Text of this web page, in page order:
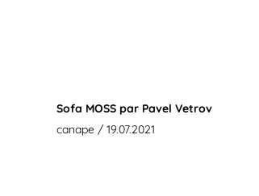
Sofa MOSS par Pavel Vetrov
canape / 19.07.2021